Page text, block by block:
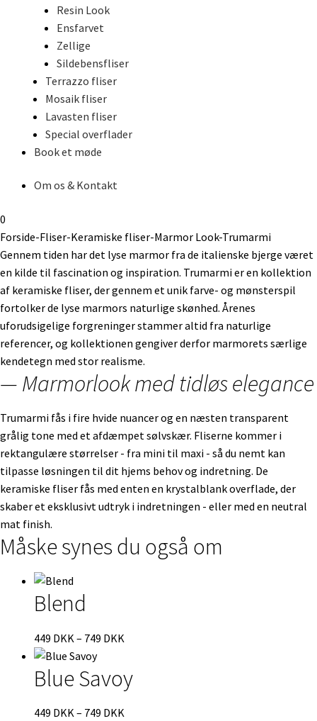
Resin Look
Ensfarvet
Zellige
Sildebensfliser
Terrazzo fliser
Mosaik fliser
Lavasten fliser
Special overflader
Book et møde
Om os & Kontakt
0
Forside-Fliser-Keramiske fliser-Marmor Look-Trumarmi
Gennem tiden har det lyse marmor fra de italienske bjerge været
en kilde til fascination og inspiration. Trumarmi er en kollektion
af keramiske fliser, der gennem et unik farve- og mønsterspil
fortolker de lyse marmors naturlige skønhed. Årenes
uforudsigelige forgreninger stammer altid fra naturlige
referencer, og kollektionen gengiver derfor marmorets særlige
kendetegn med stor realisme.
— Marmorlook med tidløs elegance
Trumarmi fås i fire hvide nuancer og en næsten transparent
grålig tone med et afdæmpet sølvskær. Fliserne kommer i
rektangulære størrelser - fra mini til maxi - så du nemt kan
tilpasse løsningen til dit hjems behov og indretning. De
keramiske fliser fås med enten en krystalblank overflade, der
skaber et eksklusivt udtryk i indretningen - eller med en neutral
mat finish.
Måske synes du også om
Blend
449 DKK – 749 DKK
til
749 DKK
Blue Savoy
449 DKK– 749 DKK